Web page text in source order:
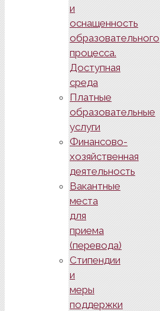
и
оснащенность
образовательного
процесса.
Доступная
среда
Платные
образовательные
услуги
Финансово-
хозяйственная
деятельность
Вакантные
места
для
приема
(перевода)
Стипендии
и
меры
поддержки